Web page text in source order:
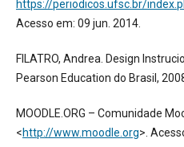
https://periodicos.ufsc.br/
Acesso em: 09 jun. 2014.
FILATRO, Andrea. Design
Pearson Education do Brasil,
MOODLE.ORG – Comunidade
<http://www.moodle.org>.